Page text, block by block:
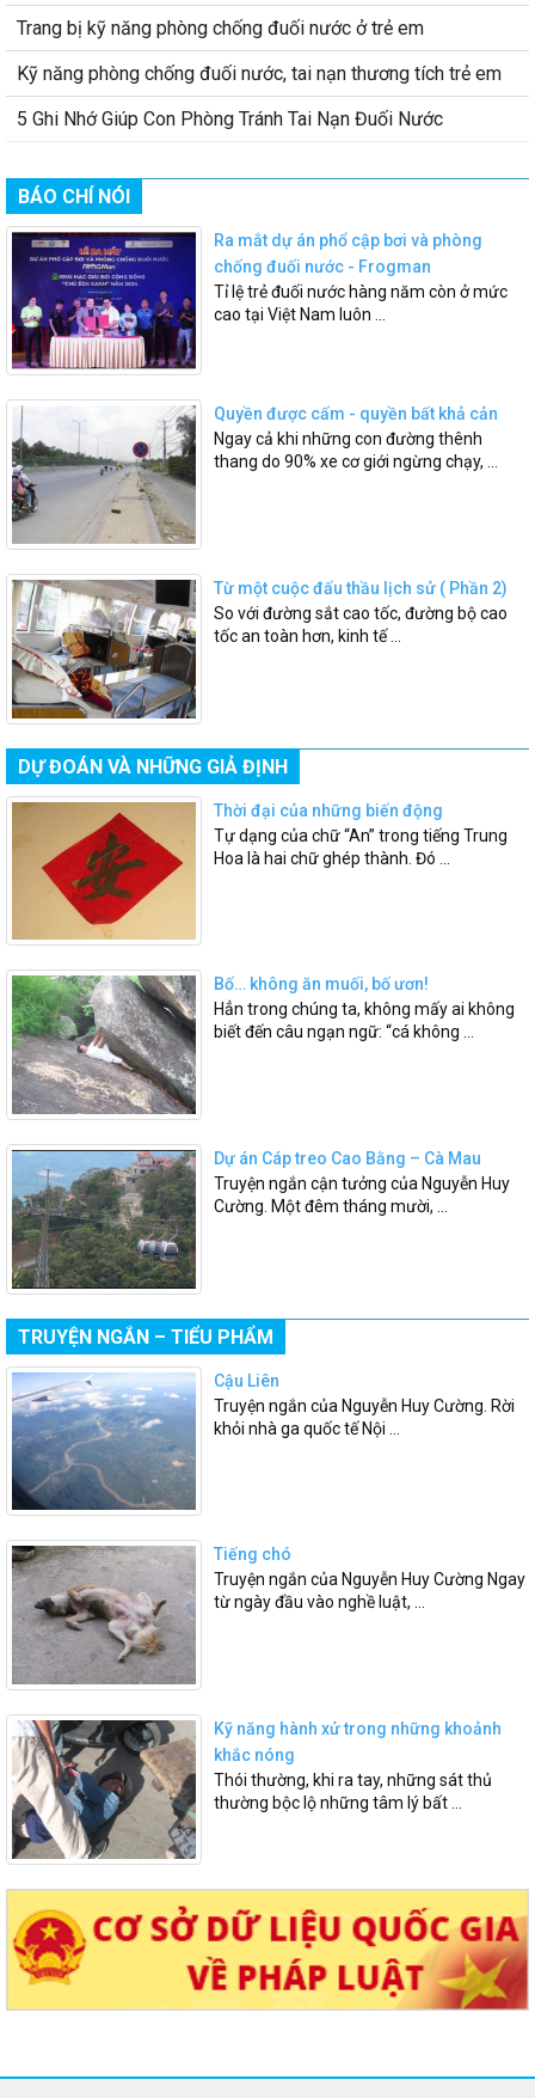
Trang bị kỹ năng phòng chống đuối nước ở trẻ em
Kỹ năng phòng chống đuối nước, tai nạn thương tích trẻ em
5 Ghi Nhớ Giúp Con Phòng Tránh Tai Nạn Đuối Nước
BÁO CHÍ NÓI
Ra mắt dự án phổ cập bơi và phòng
chống đuối nước - Frogman
Tỉ lệ trẻ đuối nước hàng năm còn ở mức
cao tại Việt Nam luôn ...
Quyền được cấm - quyền bất khả cản
Ngay cả khi những con đường thênh
thang do 90% xe cơ giới ngừng chạy, ...
Từ một cuộc đấu thầu lịch sử ( Phần 2)
So với đường sắt cao tốc, đường bộ cao
tốc an toàn hơn, kinh tế ...
DỰ ĐOÁN VÀ NHỮNG GIẢ ĐỊNH
Thời đại của những biến động
Tự dạng của chữ “An” trong tiếng Trung
Hoa là hai chữ ghép thành. Đó ...
Bố… không ăn muối, bố ươn!
Hẳn trong chúng ta, không mấy ai không
biết đến câu ngạn ngữ: “cá không ...
Dự án Cáp treo Cao Bằng – Cà Mau
Truyện ngắn cận tưởng của Nguyễn Huy
Cường. Một đêm tháng mười, ...
TRUYỆN NGẮN – TIỂU PHẨM
Cậu Liên
Truyện ngắn của Nguyễn Huy Cường. Rời
khỏi nhà ga quốc tế Nội ...
Tiếng chó
Truyện ngắn của Nguyễn Huy Cường Ngay
từ ngày đầu vào nghề luật, ...
Kỹ năng hành xử trong những khoảnh
khắc nóng
Thói thường, khi ra tay, những sát thủ
thường bộc lộ những tâm lý bất ...